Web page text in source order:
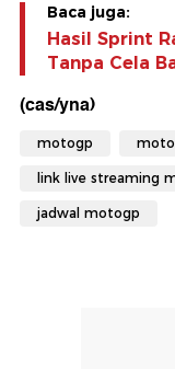
Baca juga:
Hasil Sprint
Tanpa Cela
(cas/yna)
motogp
link live streaming
jadwal motogp